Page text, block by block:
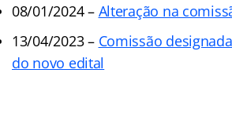
08/01/2024 – Alteração na
13/04/2023 – Comissão
do novo edital